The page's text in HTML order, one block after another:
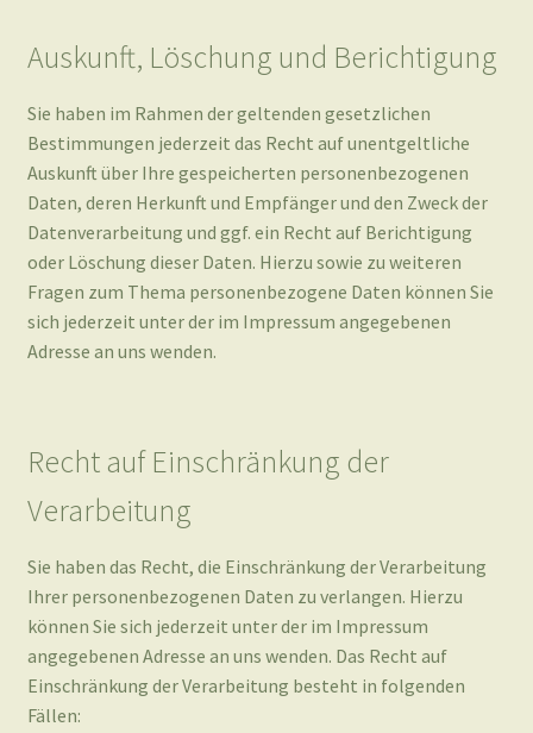
Auskunft über Ihre gespeicherten personenbezogenen
Daten, deren Herkunft und Empfänger und den Zweck der
Datenverarbeitung und ggf. ein Recht auf Berichtigung
oder Löschung dieser Daten. Hierzu sowie zu weiteren
Fragen zum Thema personenbezogene Daten können Sie
sich jederzeit unter der im Impressum angegebenen
Adresse an uns wenden.
Recht auf Einschränkung der
Ihrer personenbezogenen Daten zu verlangen. Hierzu
können Sie sich jederzeit unter der im Impressum
angegebenen Adresse an uns wenden. Das Recht auf
Wenn Sie die Richtigkeit Ihrer bei uns
gespeicherten personenbezogenen Daten
bestreiten, benötigen wir in der Regel Zeit, um dies